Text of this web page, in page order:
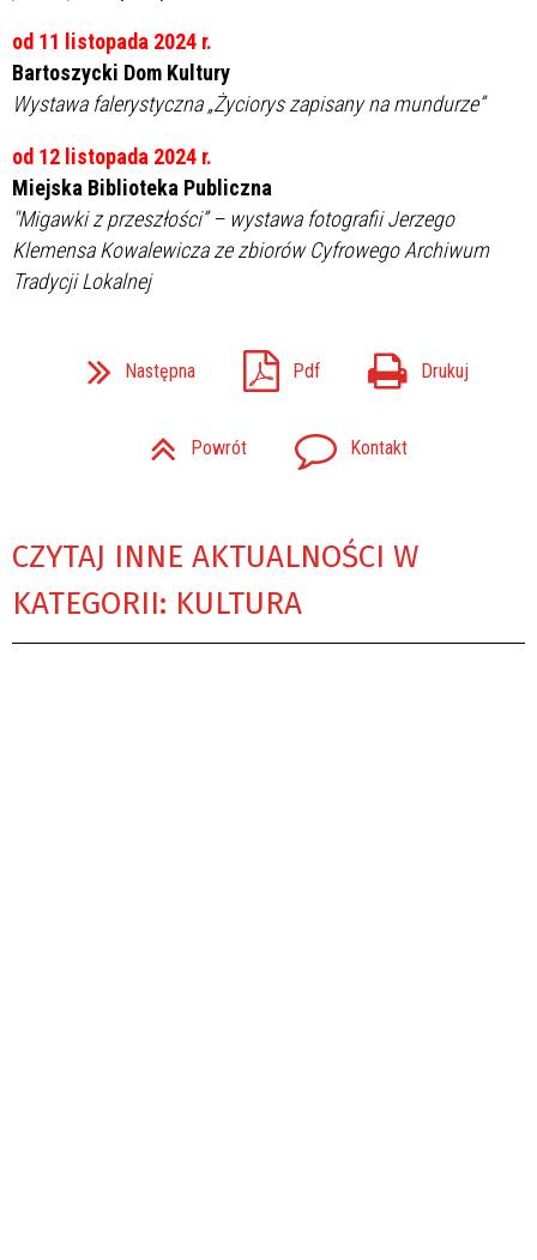
od 11 listopada 2024 r.
Bartoszycki Dom Kultury
Wystawa falerystyczna „Życiorys zapisany na mundurze”
od 12 listopada 2024 r.
Miejska Biblioteka Publiczna
"Migawki z przeszłości” – wystawa fotografii Jerzego
Klemensa Kowalewicza ze zbiorów Cyfrowego Archiwum
Tradycji Lokalnej
Następna Pdf Drukuj
Powrót Kontakt
CZYTAJ INNE AKTUALNOŚCI W
KATEGORII: KULTURA